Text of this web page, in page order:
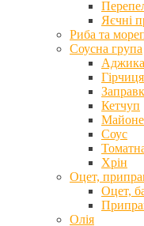
Яєчні
Риба та
Соусна група
Аджика
Гірчиця
Кетчуп
Соус
Хрін
Оцет,
Оцет,
Олія